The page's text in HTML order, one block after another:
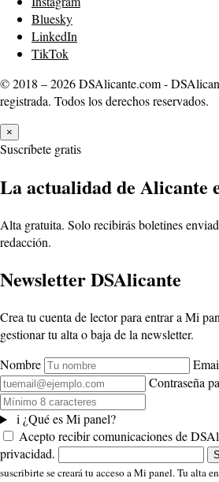
Bluesky
LinkedIn
TikTok
© 2018 – 2026 DSAlicante.com -
registrada. Todos los derechos reservados.
×
Suscríbete gratis
La actualidad de Alicante
Alta gratuita. Solo recibirás boletines
redacción.
Newsletter DSAlicante
Crea tu cuenta de lector para entrar a Mi
gestionar tu alta o baja de la newsletter.
Nombre
Contraseña
i¿Qué es Mi panel?
Acepto recibir comunicaciones de
privacidad.
suscribirte se creará tu acceso a Mi panel. Tu alta